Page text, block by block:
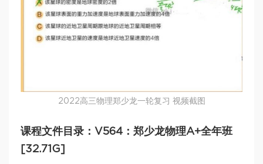
2022高三物理郑少龙一轮复习 视频截图
课程文件目录：V564：郑少龙物理A+全年班
[32.71G]